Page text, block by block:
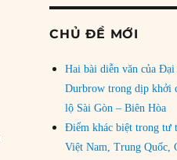
CHỦ ĐỀ MỚI
Hai bài diễn văn của
Durbrow trong dịp khởi
lộ Sài Gòn – Biên Hòa
Điểm khác biệt trong tư
Việt Nam, Trung Quốc,